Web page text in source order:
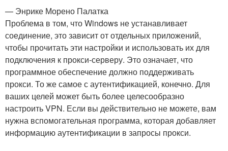
— Энрике Морено Палатка
Проблема в том, что Windows не устанавливает
соединение, это зависит от отдельных приложений,
чтобы прочитать эти настройки и использовать их для
подключения к прокси-серверу. Это означает, что
программное обеспечение должно поддерживать
прокси. То же самое с аутентификацией, конечно. Для
ваших целей может быть более целесообразно
настроить VPN. Если вы действительно не можете, вам
нужна вспомогательная программа, которая добавляет
информацию аутентификации в запросы прокси.